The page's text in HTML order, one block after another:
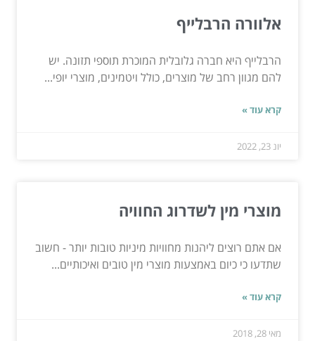
אלוורה הרבלייף
הרבלייף היא חברה גלובלית המוכרת תוספי תזונה. יש
להם מגוון רחב של מוצרים, כולל ויטמינים, מוצרי יופי...
קרא עוד »
יונ 23, 2022
מוצרי מין לשדרוג החוויה
אם אתם רוצים ליהנות מחוויות מיניות טובות יותר - חשוב
שתדעו כי כיום באמצעות מוצרי מין טובים ואיכותיים...
קרא עוד »
מאי 28, 2018